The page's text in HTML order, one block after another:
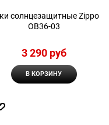
солнцезащитные Zippo
OB36-03
3 290 руб
В КОРЗИНУ